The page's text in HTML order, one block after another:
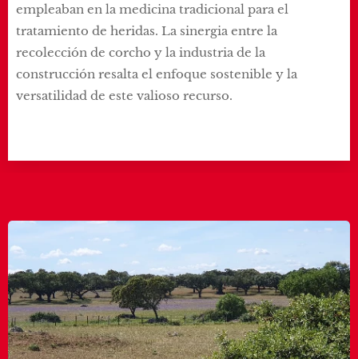
empleaban en la medicina tradicional para el
tratamiento de heridas. La sinergia entre la
recolección de corcho y la industria de la
construcción resalta el enfoque sostenible y la
versatilidad de este valioso recurso.